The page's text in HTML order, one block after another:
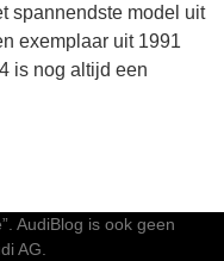
spannendste model uit
exemplaar uit 1991
is nog altijd een
AudiBlog is ook geen
AG.